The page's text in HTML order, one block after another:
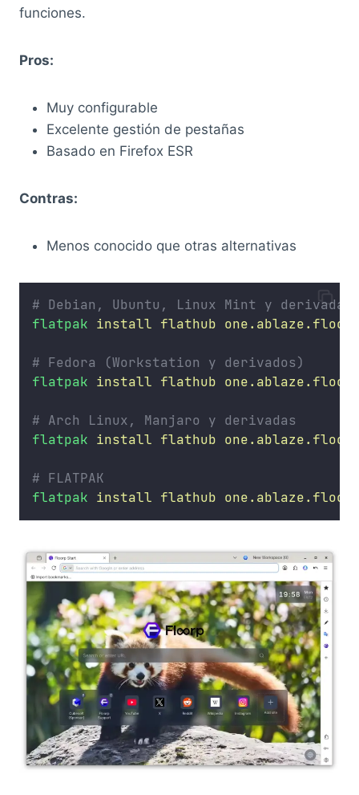
funciones.
Pros:
Muy configurable
Excelente gestión de pestañas
Basado en Firefox ESR
Contras:
Menos conocido que otras alternativas
# Debian, Ubuntu, Linux Mint y derivadas
flatpak install flathub
# Fedora (Workstation y derivados)
flatpak install flathub
# Arch Linux, Manjaro y derivadas
flatpak install flathub
# FLATPAK
flatpak install flathub